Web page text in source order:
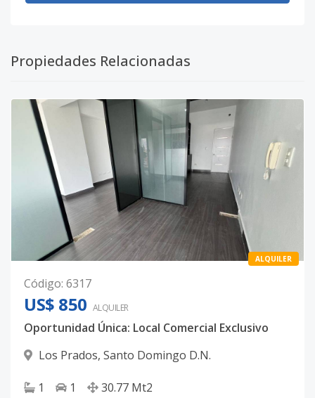
Propiedades Relacionadas
ALQUILER
Código: 6317
US$ 850 ALQUILER
Oportunidad Única: Local Comercial Exclusivo
Los Prados, Santo Domingo D.N.
1 1 30.77 Mt2